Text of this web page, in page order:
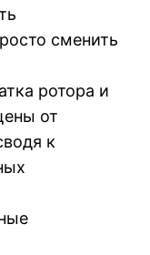
сменить
ротора и
от
к